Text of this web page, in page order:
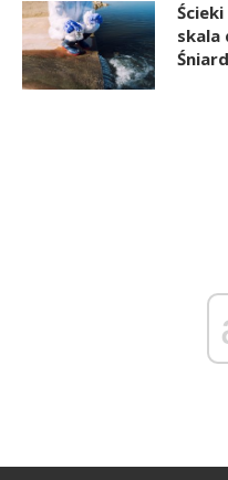
skala